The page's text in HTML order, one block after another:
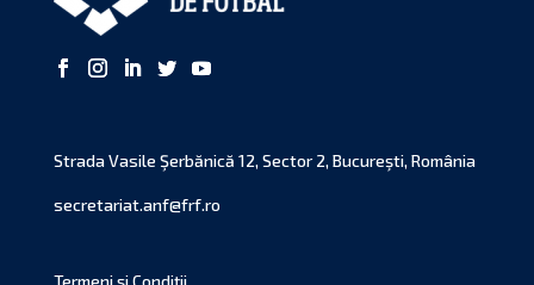
Strada Vasile Şerbănică 12, Sector 2, Bucureşti, România
secretariat.anf@frf.ro